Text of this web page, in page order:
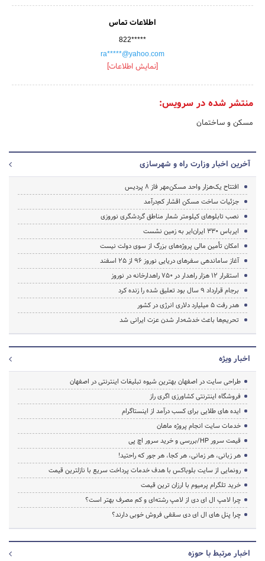
اطلاعات تماس
822*****
ra*****@yahoo.com
[نمایش اطلاعات]
منتشر شده در سرویس:
مسکن و ساختمان
آخرین اخبار وزارت راه و شهرسازی
افتتاح یک‌هزار واحد مسکن‌مهر فاز ۸ پردیس
جزئیات ساخت مسکن اقشار کم‌درآمد
نصب تابلوهای کیلومتر شمار مناطق گردشگری نوروزی
ایرباس ۳۳۰ ایران‌ایر به زمین نشست
امکان تأمین مالی پروژه‌های بزرگ از سوی دولت نیست
آغاز ساماندهی سفرهای دریایی نوروز ۹۶ از ۲۵ اسفند‌
استقرار ۱۲ هزار راهدار در ۷۵۰ راهدارخانه در نوروز
برجام قرارداد ۹ سال بود تعلیق شده را زنده کرد
هدر رفت ۵ میلیارد دلاری انرژی در کشور
تحریم‌ها باعث خدشه‌دار شدن عزت ایرانی شد
اخبار ویژه
طراحی سایت در اصفهان بهترین شیوه تبلیغات اینترنتی در اصفهان
فروشگاه اینترنتی کشاورزی اگری راز
ایده های طلایی برای کسب درآمد از اینستاگرام
خدمات سایت انجام پروژه ماهان
قیمت سرور HP/بررسی و خرید سرور اچ پی
هر زبانی، هر زمانی، هر کجا، هر جور که راحتید!
رونمایی از سایت بلوباکس با هدف خدمات پرداخت سریع با نازلترین قیمت
خرید تلگرام پرمیوم با ارزان ترین قیمت
چرا لامپ ال ای دی از لامپ رشته‌ای و کم مصرف بهتر است؟
چرا پنل های ال ای دی سقفی فروش خوبی دارند؟
اخبار مرتبط با حوزه